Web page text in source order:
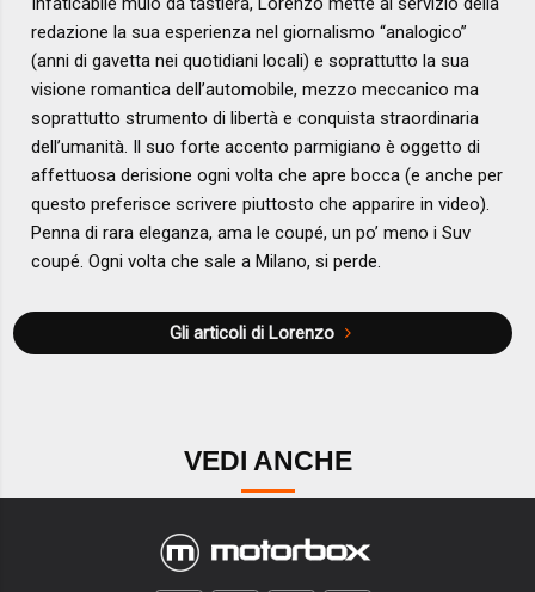
redazione la sua esperienza nel giornalismo “analogico”
(anni di gavetta nei quotidiani locali) e soprattutto la sua
visione romantica dell’automobile, mezzo meccanico ma
soprattutto strumento di libertà e conquista straordinaria
dell’umanità. Il suo forte accento parmigiano è oggetto di
affettuosa derisione ogni volta che apre bocca (e anche per
questo preferisce scrivere piuttosto che apparire in video).
Penna di rara eleganza, ama le coupé, un po’ meno i Suv
coupé. Ogni volta che sale a Milano, si perde.
Gli articoli di Lorenzo
VEDI ANCHE